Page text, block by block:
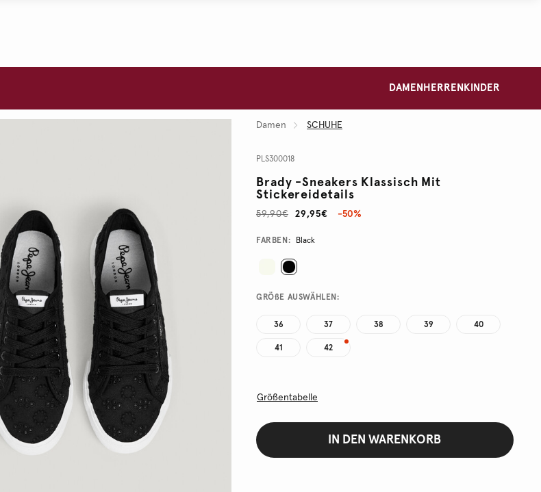
DAMEN HERREN KINDER
Damen SCHUHE
PLS300018
Brady -sneakers Klassisch Mit
Stickereidetails
29,95€
59,90€ -50%
Promotions
Variations
FARBEN: Black
GRÖßE AUSWÄHLEN:
36 37 38 39 40
41 42
Größentabelle
IN DEN WARENKORB